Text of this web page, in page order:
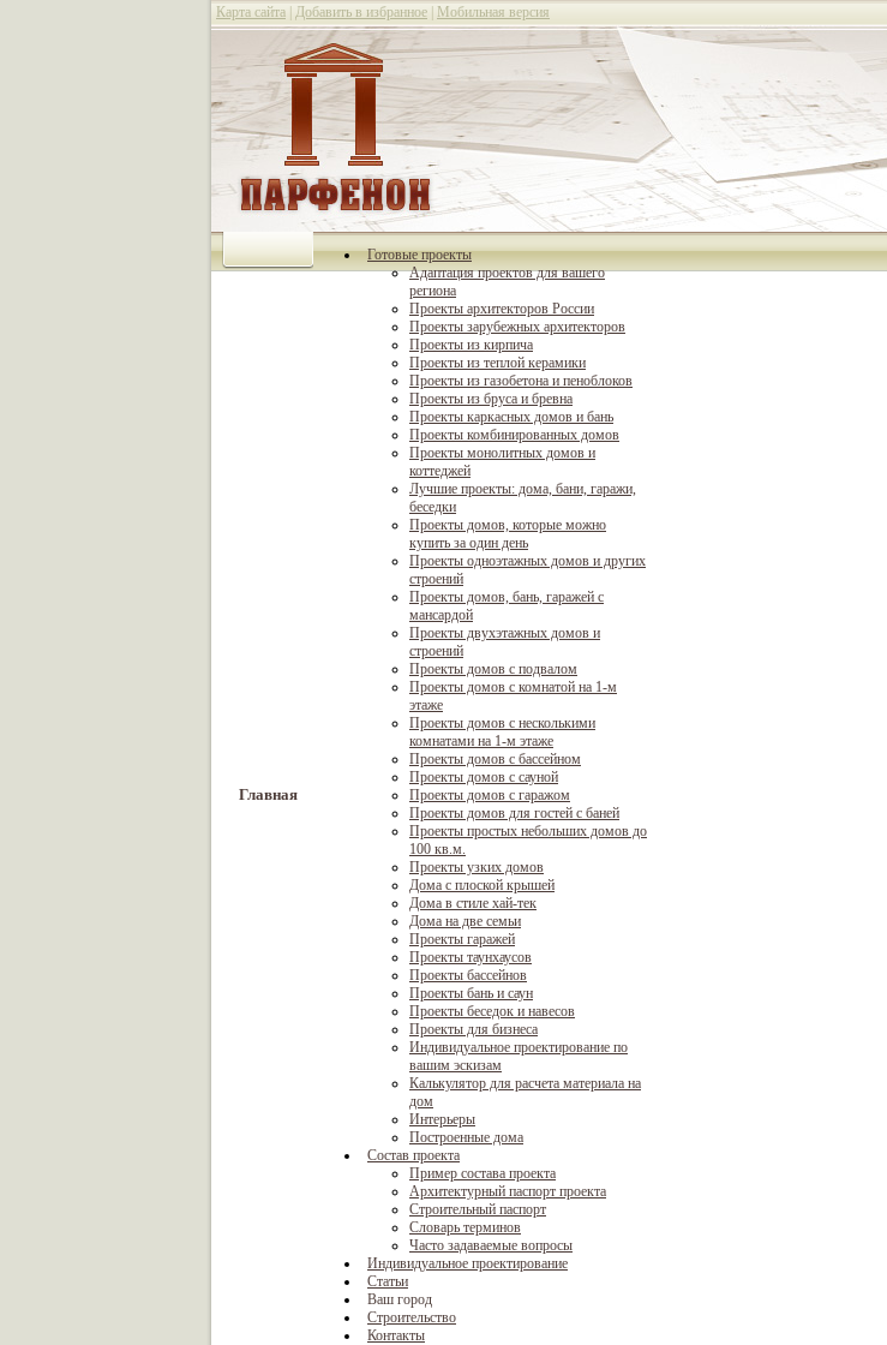
Карта сайта Добавить в избранное Мобильная версия
Главная
Готовые проекты
Адаптация проектов для вашего
региона
Проекты архитекторов России
Проекты зарубежных архитекторов
Проекты из кирпича
Проекты из теплой керамики
Проекты из газобетона и пеноблоков
Проекты из бруса и бревна
Проекты каркасных домов и бань
Проекты комбинированных домов
Проекты монолитных домов и
коттеджей
Лучшие проекты: дома, бани, гаражи,
беседки
Проекты домов, которые можно
купить за один день
Проекты одноэтажных домов и других
строений
Проекты домов, бань, гаражей с
мансардой
Проекты двухэтажных домов и
строений
Проекты домов с подвалом
Проекты домов с комнатой на 1-м
этаже
Проекты домов с несколькими
комнатами на 1-м этаже
Проекты домов с бассейном
Проекты домов с сауной
Проекты домов с гаражом
Проекты домов для гостей с баней
Проекты простых небольших домов до
100 кв.м.
Проекты узких домов
Дома с плоской крышей
Дома в стиле хай-тек
Дома на две семьи
Проекты гаражей
Проекты таунхаусов
Проекты бассейнов
Проекты бань и саун
Проекты беседок и навесов
Проекты для бизнеса
Индивидуальное проектирование по
вашим эскизам
Калькулятор для расчета материала на
дом
Интерьеры
Построенные дома
Состав проекта
Пример состава проекта
Архитектурный паспорт проекта
Строительный паспорт
Словарь терминов
Часто задаваемые вопросы
Индивидуальное проектирование
Статьи
Ваш город
Строительство
Контакты